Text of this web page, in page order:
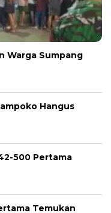
Warga Sumpang
Hangus
500 Pertama
Temukan